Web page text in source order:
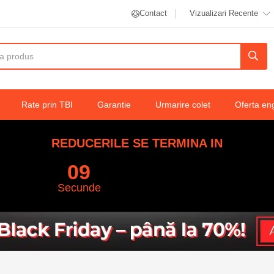
Contact Vizualizari Recente
Rate prin TBI Garantie Urmarire colet Oferta
REDUCERILE SE TERMINA IN
08
Secunde